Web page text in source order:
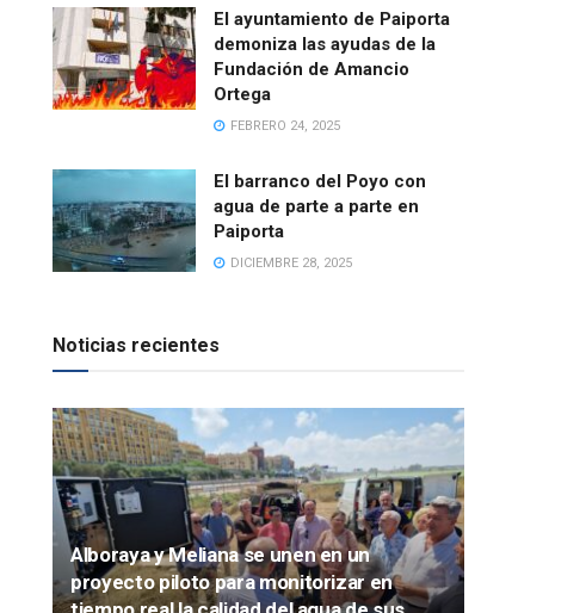
El ayuntamiento de Paiporta
demoniza las ayudas de la
Fundación de Amancio
Ortega
FEBRERO 24, 2025
El barranco del Poyo con
agua de parte a parte en
Paiporta
DICIEMBRE 28, 2025
Noticias recientes
Alboraya y Meliana se unen en un
proyecto piloto para monitorizar en